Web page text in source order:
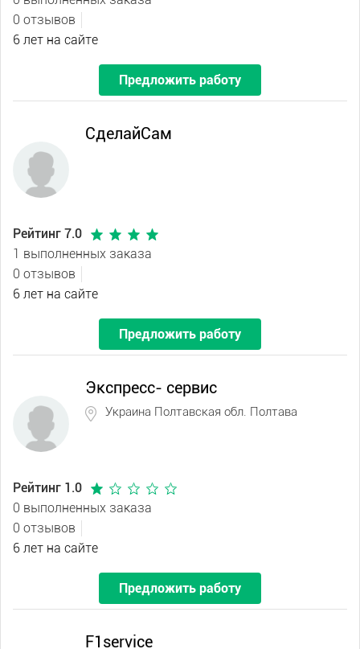
0 отзывов
6 лет на сайте
Предложить работу
СделайСам
Рейтинг 7.0
1 выполненных заказа
0 отзывов
6 лет на сайте
Предложить работу
Экспресс- сервис
Украина Полтавская обл. Полтава
Рейтинг 1.0
0 выполненных заказа
0 отзывов
6 лет на сайте
Предложить работу
F1service